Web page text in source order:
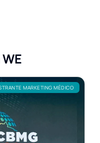
MARKETING MÉDICO